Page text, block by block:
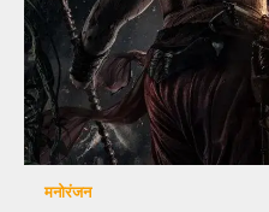
मनोरंजन